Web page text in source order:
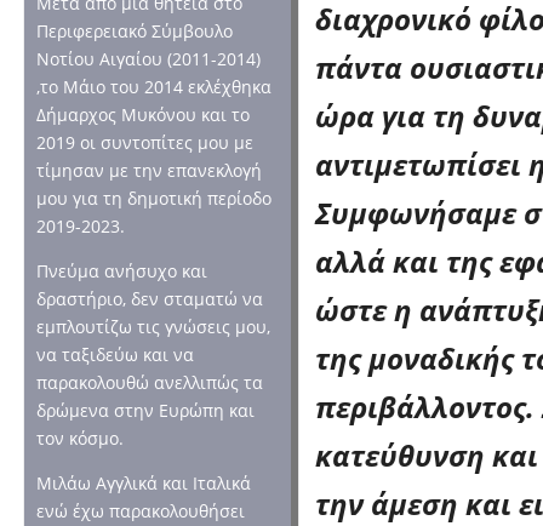
Περιφερειακό Σύμβουλο
Νοτίου Αιγαίου (2011-2014)
,το Μάιο του 2014 εκλέχθηκα
Δήμαρχος Μυκόνου και το
2019 οι συντοπίτες μου με
τίμησαν με την επανεκλογή
μου για τη δημοτική περίοδο
2019-2023.
Πνεύμα ανήσυχο και
δραστήριο, δεν σταματώ να
εμπλουτίζω τις γνώσεις μου,
να ταξιδεύω και να
παρακολουθώ ανελλιπώς τα
δρώμενα στην Ευρώπη και
τον κόσμο.
Μιλάω Αγγλικά και Ιταλικά
ενώ έχω παρακολουθήσει
διαχρονικό
πάντα
ώρα για τη
Συμφωνήσαμε
αλλά και της
ώστε η
της μοναδικής
κατεύθυνση
την άμεση και